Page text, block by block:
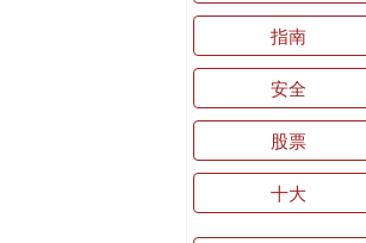
指南
安全
股票
十大